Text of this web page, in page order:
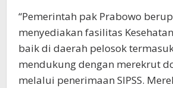
“Pemerintah pak Prabowo
menyediakan fasilitas
baik di daerah pelosok
mendukung dengan merekrut
melalui penerimaan SIPSS.